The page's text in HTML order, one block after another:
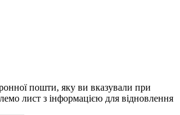
пошти, яку ви вказували при
лист з інформацією для відновлення